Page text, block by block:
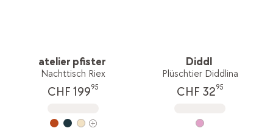
atelier pfister
Nachttisch Riex
CHF 19995
Diddl
Plüschtier Diddlina
CHF 3295